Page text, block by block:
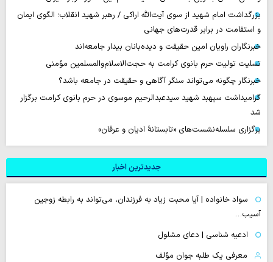
بزرگداشت امام شهید از سوی آیت‌الله اراکی / رهبر شهید انقلاب؛ الگوی ایمان
و استقامت در برابر قدرت‌های جهانی
خبرنگاران راویان امین حقیقت و دیده‌بانان بیدار جامعه‌اند
تسلیت تولیت حرم بانوی کرامت به حجت‌الاسلام‌والمسلمین مؤمنی
خبرنگار چگونه می‌تواند سنگر آگاهی و حقیقت در جامعه باشد؟
گرامیداشت سپهبد شهید سیدعبدالرحیم موسوی در حرم بانوی کرامت برگزار
شد
برگزاری سلسله‌نشست‌های «تابستانهٔ ادیان و عرفان»
جدیدترین اخبار
سواد خانواده | آیا محبت زیاد به فرزندان، می‌تواند به رابطه زوجین
آسیب…
ادعیه شناسی | دعای مشلول
معرفی یک طلبه جوان مؤلف